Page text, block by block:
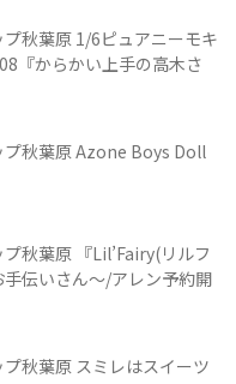
秋葉原 1/6ピュアニーモキ
『からかい上手の高木さ
プ秋葉原 Azone Boys Doll
秋葉原 『Lil’Fairy(リルフ
伝いさん～/アレン予約開
秋葉原 スミレはスイーツ